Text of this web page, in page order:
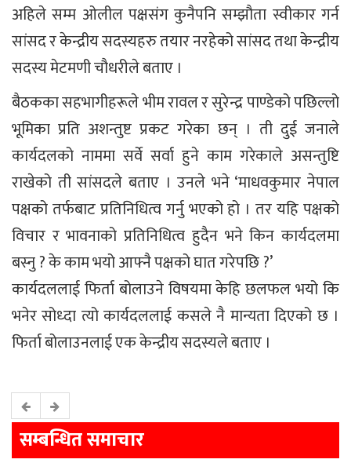
अहिले सम्म ओलील पक्षसंग कुनैपनि सम्झौता स्वीकार गर्न
सांसद र केन्द्रीय सदस्यहरु तयार नरहेको सांसद तथा केन्द्रीय
सदस्य मेटमणी चौधरीले बताए ।
बैठकका सहभागीहरूले भीम रावल र सुरेन्द्र पाण्डेको पछिल्लो
भूमिका प्रति अशन्तुष्ट प्रकट गरेका छन् । ती दुई जनाले
कार्यदलको नाममा सर्वे सर्वा हुने काम गरेकाले असन्तुष्टि
राखेको ती सांसदले बताए । उनले भने ‘माधवकुमार नेपाल
पक्षको तर्फबाट प्रतिनिधित्व गर्नु भएको हो । तर यहि पक्षको
विचार र भावनाको प्रतिनिधित्व हुदैन भने किन कार्यदलमा
बस्नु ? के काम भयो आफ्नै पक्षको घात गरेपछि ?’
कार्यदललाई फिर्ता बोलाउने विषयमा केहि छलफल भयो कि
भनेर सोध्दा त्यो कार्यदललाई कसले नै मान्यता दिएको छ ।
फिर्ता बोलाउनलाई एक केन्द्रीय सदस्यले बताए ।
सम्बन्धित समाचार